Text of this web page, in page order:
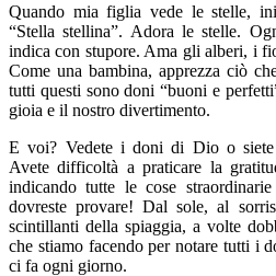
Quando mia figlia vede le stelle,
“Stella stellina”. Adora le stelle.
indica con stupore. Ama gli alberi, i
Come una bambina, apprezza ciò
tutti questi sono doni “buoni e
gioia e il nostro divertimento.
E voi? Vedete i doni di Dio o siete
Avete difficoltà a praticare la
indicando tutte le cose
dovreste provare! Dal sole, al
scintillanti della spiaggia, a volte
che stiamo facendo per notare tutti i
ci fa ogni giorno.